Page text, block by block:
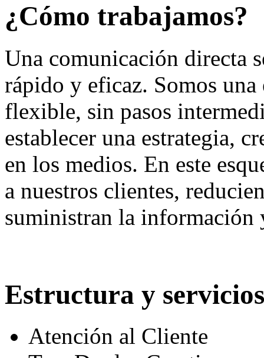
¿Cómo trabajamos?
Una comunicación directa
rápido y eficaz. Somos
flexible, sin pasos
establecer una estrategia,
en los medios. En este
a nuestros clientes,
suministran la información
Estructura y servicios
Atención al Cliente